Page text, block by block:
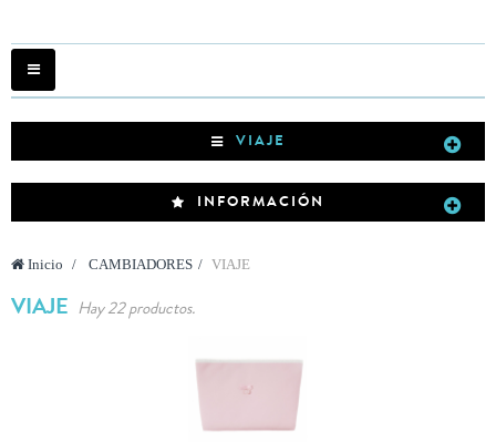
Navegación
Toggle
VIAJE
INFORMACIÓN
Inicio > CAMBIADORES > VIAJE
VIAJE Hay 22 productos.